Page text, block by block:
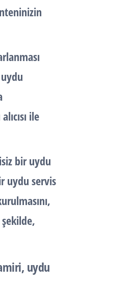
ile
bir uydu
uydu servis
uydu